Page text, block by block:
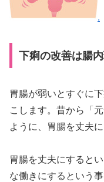
.
下痢の改善は腸
胃腸が弱いとすぐに
こします。昔から「
ように、胃腸を丈夫
胃腸を丈夫にすると
な働きにするという